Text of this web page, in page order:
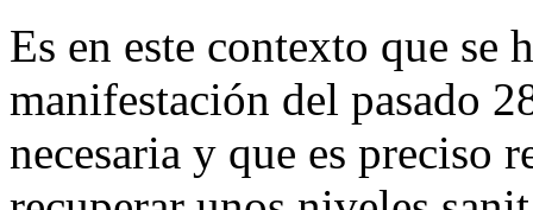
Es en este contexto que se
manifestación del pasado
necesaria y que es preciso